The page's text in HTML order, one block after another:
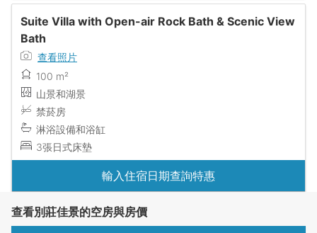
Suite Villa with Open-air Rock Bath & Scenic View
Bath
查看照片
100 m²
山景和湖景
禁菸房
淋浴設備和浴缸
3張日式床墊
輸入住宿日期查詢特惠
查看別莊佳景的空房與房價